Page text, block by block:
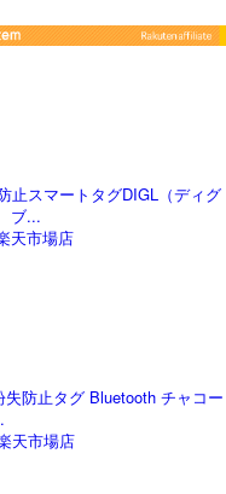
スマートタグDIGL（ディグ
ブ...
天市場店
防止タグ Bluetooth チャコー
天市場店